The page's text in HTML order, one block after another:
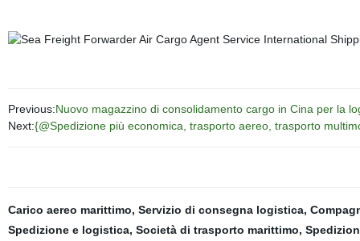
Previous:Nuovo magazzino di consolidamento cargo in Cina per la
Next:{@Spedizione più economica, trasporto aereo, trasporto
Carico aereo marittimo, Servizio di consegna logistica,
Spedizione e logistica, Società di trasporto marittimo,